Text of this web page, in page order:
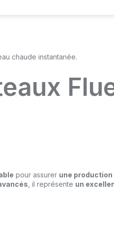
pour assurer une production
, il représente un